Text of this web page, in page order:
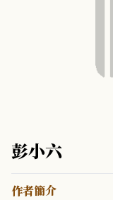
彭小六
作者簡介